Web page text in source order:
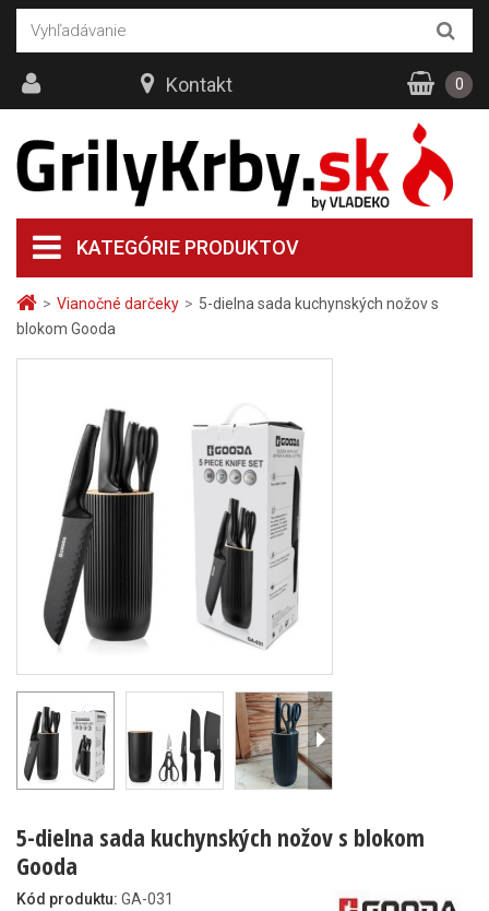
> Vianočné darčeky > 5-dielna sada kuchynských nožov s
blokom Gooda
5-dielna sada kuchynských nožov s blokom
Gooda
Kód produktu: GA-031
KATEGÓRIE PRODUKTOV
Kontakt 0